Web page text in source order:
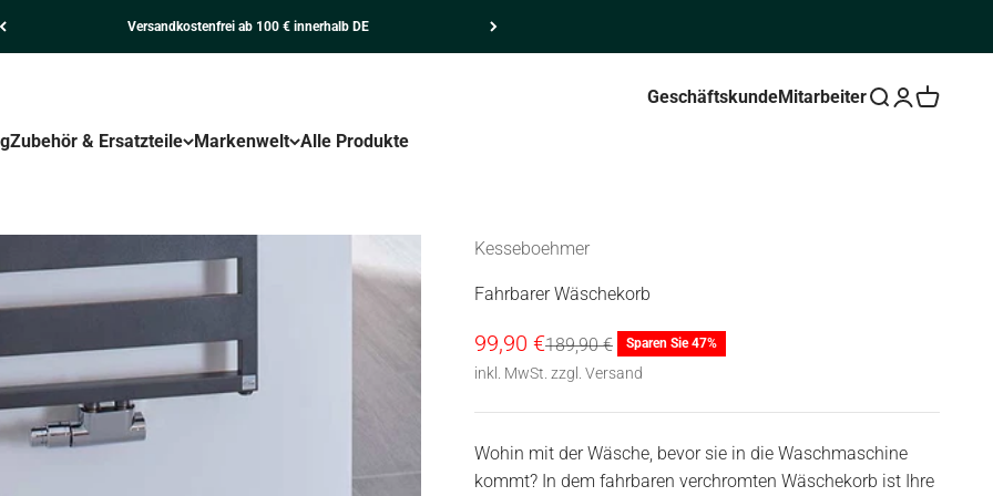
Versandkostenfrei ab 100 € innerhalb DE
GeschäftskundeMitarbeiterSuche öffnen
Zubehör & Ersatzteile Markenwelt Alle Produkte
Kesseboehmer
Fahrbarer Wäschekorb
Angebot
99,90 €Regulärer Preis
189,90 € Sparen Sie 47%
inkl. MwSt. zzgl. Versand
Wohin mit der Wäsche, bevor sie in die Waschmaschine
kommt? In dem fahrbaren verchromten Wäschekorb ist Ihre